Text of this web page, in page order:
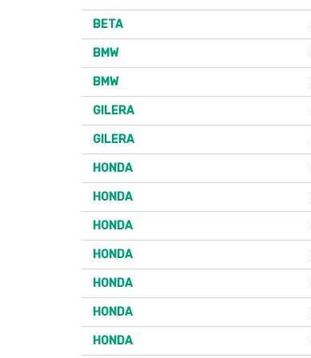
BETA
BMW
BMW
GILERA
GILERA
HONDA
HONDA
HONDA
HONDA
HONDA
HONDA
HONDA